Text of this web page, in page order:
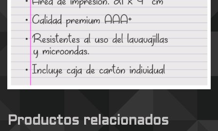
Productos relacionados